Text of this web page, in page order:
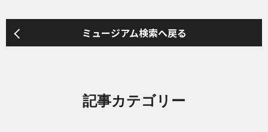
ミュージアム検索へ戻る
記事カテゴリー